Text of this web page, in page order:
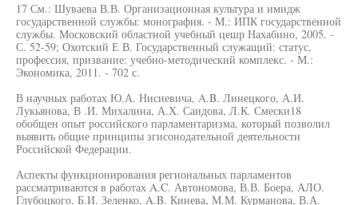
17 См.: Шуваева В.В. Организационная культура и имидж
государственной службы: монография. - М.: ИПК государственной
службы. Московский областной учебный цешр Нахабино, 2005. -
С. 52-59; Охотский Е В. Государственный служащий: статус,
профессия, призвание: учебно-методический комплекс. - М.:
Экономика, 2011. - 702 с.
В научных работах Ю.А. Нисиевича, A.B. Линецкого, А.И.
Лукьянова, В .И. Михалина, А.Х. Саидова, Л.К. Смески18
обобщен опыт российского парламентаризма, который позволил
выявить общие принципы згисонодательной деятельности
Российской Федерации.
Аспекты функционирования региональных парламентов
рассматриваются в работах A.C. Автономова, В.В. Боера, АЛО.
Глубоцкого, Б.И. Зеленко, A.B. Кинева, М.М. Курманова, В.А.